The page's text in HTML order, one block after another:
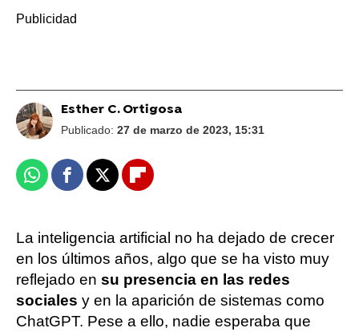
Esther C. Ortigosa
Publicado: 27 de marzo de 2023, 15:31
WhatsappFacebook
X Flipboard
La inteligencia artificial no ha dejado de crecer
en los últimos años, algo que se ha visto muy
reflejado en su presencia en las redes
sociales y en la aparición de sistemas como
ChatGPT. Pese a ello, nadie esperaba que